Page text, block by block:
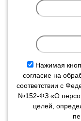
Нажимая
согласие на
соответствии с
№152-ФЗ «О
целей,